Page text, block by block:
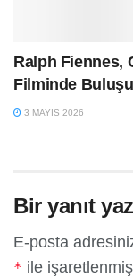
Ralph Fiennes,
Filminde
3 MAYIS 2026
Bir yanıt
E-posta
* ile